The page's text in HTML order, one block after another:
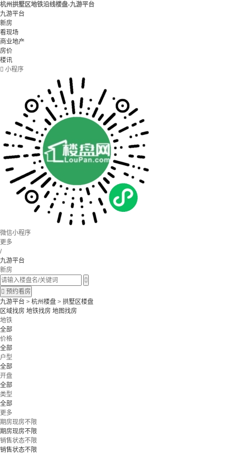
杭州拱墅区地铁沿线楼盘-九游平台
九游平台
新房
看现场
商业地产
房价
楼讯
 小程序
微信小程序
更多
/
九游平台
新房

 预约看房
九游平台 > 杭州楼盘 > 拱墅区楼盘
区域找房 地铁找房 地图找房
地铁
全部
价格
全部
户型
全部
开盘
全部
类型
全部
更多
期房现房不限
期房现房不限
销售状态不限
销售状态不限